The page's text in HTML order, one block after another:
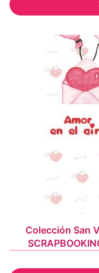
Colección San